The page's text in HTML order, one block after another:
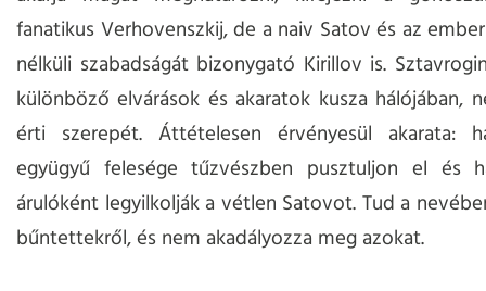
fanatikus Verhovenszkij, de a naiv Satov és az
nélküli szabadságát bizonygató Kirillov is.
különböző elvárások és akaratok kusza hálójában,
érti szerepét. Áttételesen érvényesül akarata:
együgyű felesége tűzvészben pusztuljon el és
árulóként legyilkolják a vétlen Satovot. Tud a
bűntettekről, és nem akadályozza meg azokat.